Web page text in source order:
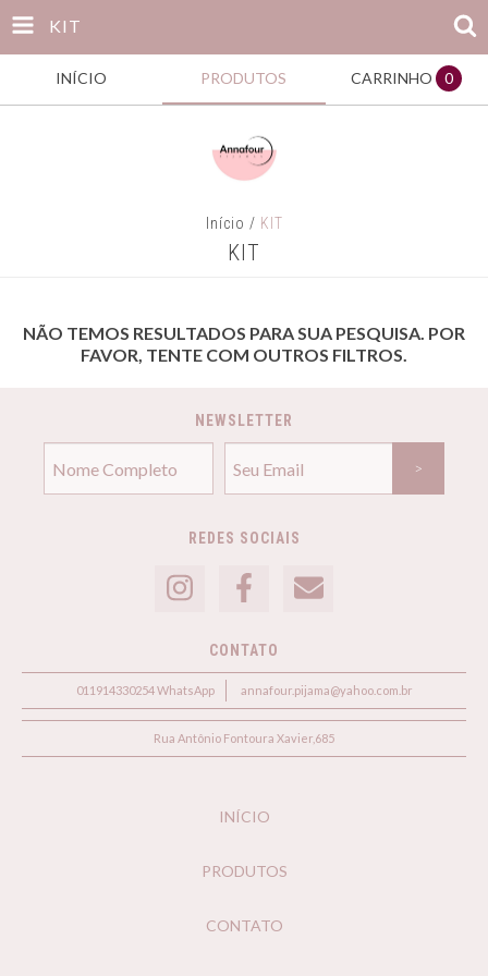
KIT
INÍCIO PRODUTOS CARRINHO 0
Início / KIT
KIT
NÃO TEMOS RESULTADOS PARA SUA PESQUISA. POR
FAVOR, TENTE COM OUTROS FILTROS.
NEWSLETTER
REDES SOCIAIS
CONTATO
011914330254 WhatsApp annafour.pijama@yahoo.com.br
Rua Antônio Fontoura Xavier,685
INÍCIO
PRODUTOS
CONTATO